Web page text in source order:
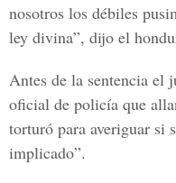
nosotros los débiles
ley divina”, dijo el
Antes de la sentencia el
oficial de policía que
torturó para averiguar si
implicado”.